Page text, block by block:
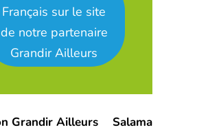
Français sur le site
de notre partenaire
Grandir Ailleurs
Salama